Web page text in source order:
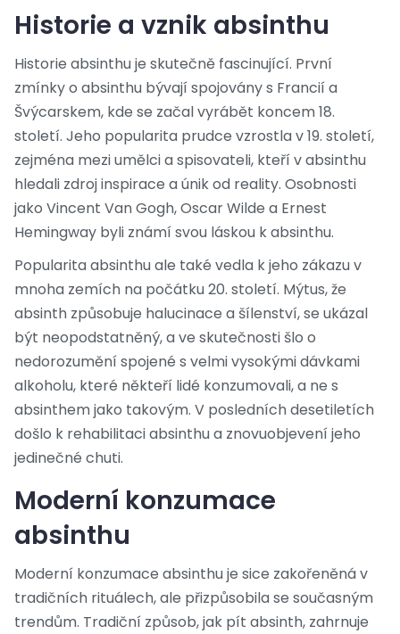
Historie a vznik absinthu
Historie absinthu je skutečně fascinující. První
zmínky o absinthu bývají spojovány s Francií a
Švýcarskem, kde se začal vyrábět koncem 18.
století. Jeho popularita prudce vzrostla v 19. století,
zejména mezi umělci a spisovateli, kteří v absinthu
hledali zdroj inspirace a únik od reality. Osobnosti
jako Vincent Van Gogh, Oscar Wilde a Ernest
Hemingway byli známí svou láskou k absinthu.
Popularita absinthu ale také vedla k jeho zákazu v
mnoha zemích na počátku 20. století. Mýtus, že
absinth způsobuje halucinace a šílenství, se ukázal
být neopodstatněný, a ve skutečnosti šlo o
nedorozumění spojené s velmi vysokými dávkami
alkoholu, které někteří lidé konzumovali, a ne s
absinthem jako takovým. V posledních desetiletích
došlo k rehabilitaci absinthu a znovuobjevení jeho
jedinečné chuti.
Moderní konzumace
absinthu
Moderní konzumace absinthu je sice zakořeněná v
tradičních rituálech, ale přizpůsobila se současným
trendům. Tradiční způsob, jak pít absinth, zahrnuje